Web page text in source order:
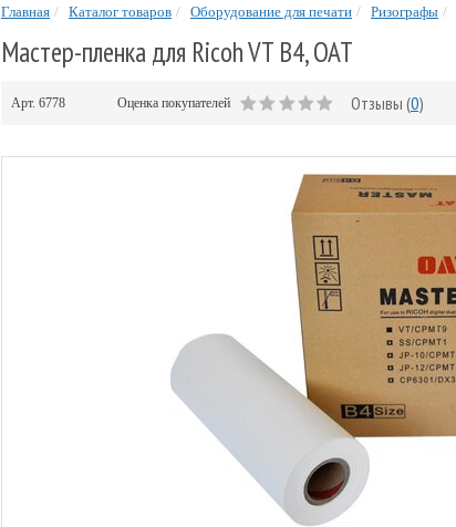
Главная Каталог товаров Оборудование для печати Ризографы
Мастер-пленка для Ricoh VT B4, OAT
Арт. 6778 Оценка покупателей Отзывы (0)